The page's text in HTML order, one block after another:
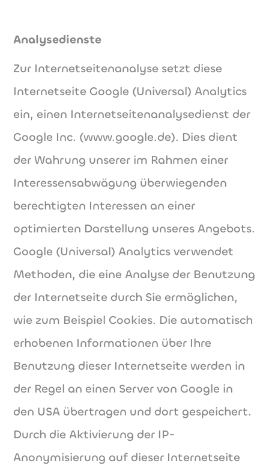
Analysedienste
Zur Internetseitenanalyse setzt diese
Internetseite Google (Universal) Analytics
ein, einen Internetseitenanalysedienst der
Google Inc. (www.google.de). Dies dient
der Wahrung unserer im Rahmen einer
Interessensabwägung überwiegenden
berechtigten Interessen an einer
optimierten Darstellung unseres Angebots.
Google (Universal) Analytics verwendet
Methoden, die eine Analyse der Benutzung
der Internetseite durch Sie ermöglichen,
wie zum Beispiel Cookies. Die automatisch
erhobenen Informationen über Ihre
Benutzung dieser Internetseite werden in
der Regel an einen Server von Google in
den USA übertragen und dort gespeichert.
Durch die Aktivierung der IP-
Anonymisierung auf dieser Internetseite